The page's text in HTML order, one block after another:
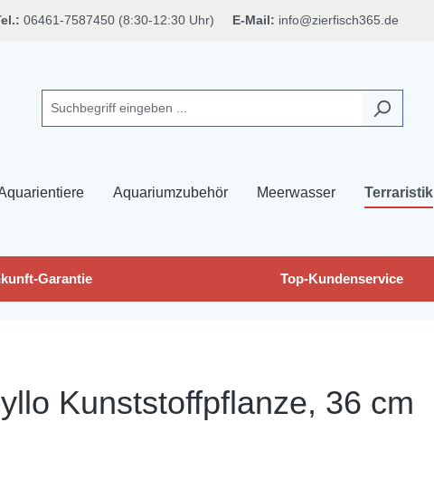
06461-7587450 (8:30-12:30 Uhr) E-Mail: info@zierfisch365.de
Aquariumzubehör Meerwasser Terraristik
Garantie Top-Kundenservice
Kunststoffpflanze, 36 cm